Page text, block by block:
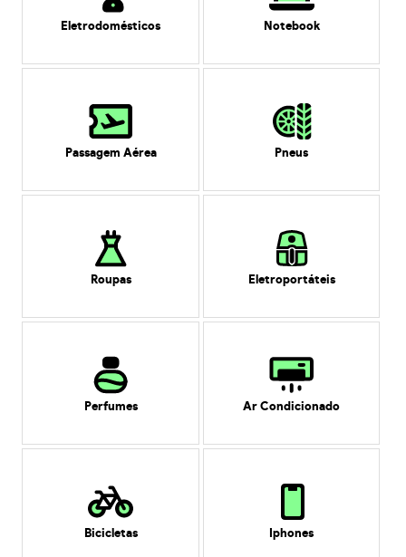
Eletrodomésticos Notebook
Passagem Aérea Pneus
Roupas Eletroportáteis
Perfumes Ar Condicionado
Bicicletas Iphones